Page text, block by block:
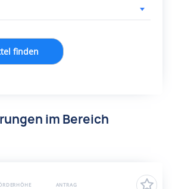
finden
im Bereich
ANTRAG